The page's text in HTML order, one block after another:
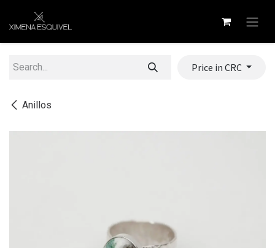
Anillos
Price in CRC